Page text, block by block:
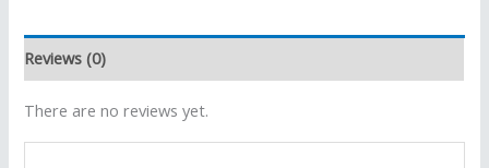
Reviews (0)
There are no reviews yet.